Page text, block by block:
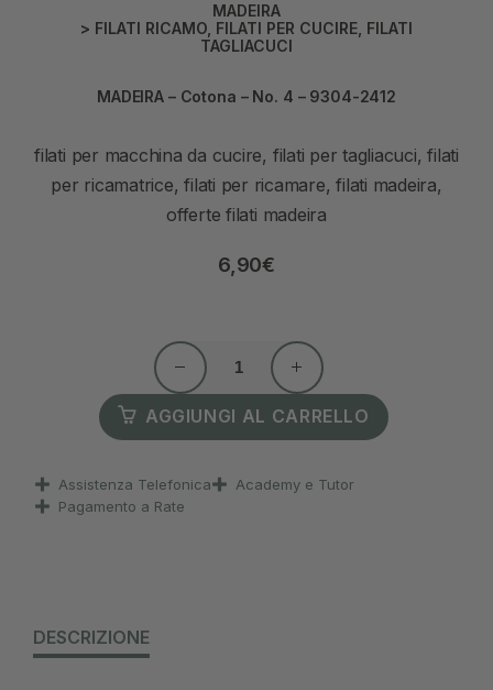
MADEIRA
> FILATI RICAMO FILATI PER CUCIRE FILATI
TAGLIACUCI
MADEIRA – Cotona – No. 4 – 9304-2412
filati per macchina da cucire, filati per tagliacuci, filati
per ricamatrice, filati per ricamare, filati madeira,
offerte filati madeira
6,90€
AGGIUNGI AL CARRELLO
Assistenza Telefonica
Academy e Tutor
Pagamento a Rate
DESCRIZIONE